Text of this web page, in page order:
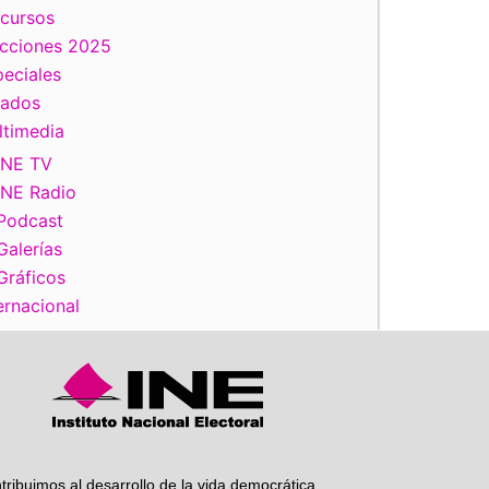
2025
TV
Radio
al desarrollo de la vida democrática